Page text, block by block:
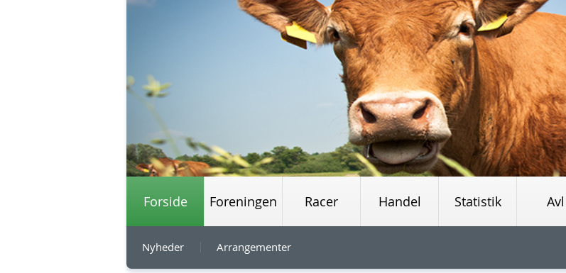
Forside Foreningen Racer Handel Statistik Avl
Nyheder Arrangementer